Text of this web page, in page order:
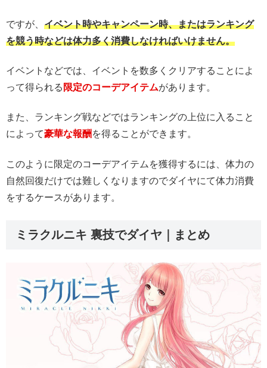
ですが、 イベント時やキャンペーン時、またはランキング
を競う時などは体力多く消費しなければいけません。
イベントなどでは、イベントを数多くクリアすることによ
って得られる 限定のコーデアイテムがあります。
また、ランキング戦などではランキングの上位に入ること
によって豪華な報酬 を得ることができます。
このように限定のコーデアイテムを獲得するには、体力の
自然回復だけでは難しくなりますのでダイヤにて体力消費
をするケースがあります。
ミラクルニキ 裏技でダイヤ｜まとめ